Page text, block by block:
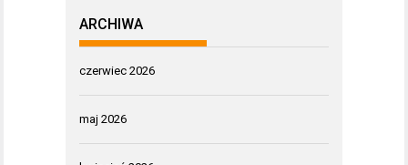
ARCHIWA
czerwiec 2026
maj 2026